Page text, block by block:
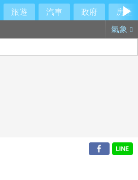
旅遊 汽車 政府
房產
氣象